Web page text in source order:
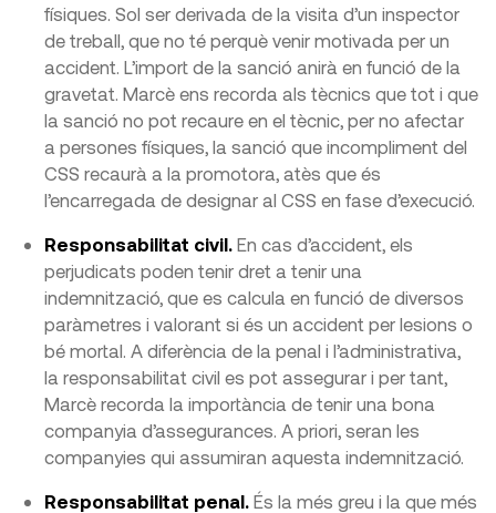
físiques. Sol ser derivada de la visita d’un inspector
de treball, que no té perquè venir motivada per un
accident. L’import de la sanció anirà en funció de la
gravetat. Marcè ens recorda als tècnics que tot i que
la sanció no pot recaure en el tècnic, per no afectar
a persones físiques, la sanció que incompliment del
CSS recaurà a la promotora, atès que és
l’encarregada de designar al CSS en fase d’execució.
Responsabilitat civil. En cas d’accident, els
perjudicats poden tenir dret a tenir una
indemnització, que es calcula en funció de diversos
paràmetres i valorant si és un accident per lesions o
bé mortal. A diferència de la penal i l’administrativa,
la responsabilitat civil es pot assegurar i per tant,
Marcè recorda la importància de tenir una bona
companyia d’assegurances. A priori, seran les
companyies qui assumiran aquesta indemnització.
Responsabilitat penal. És la més greu i la que més